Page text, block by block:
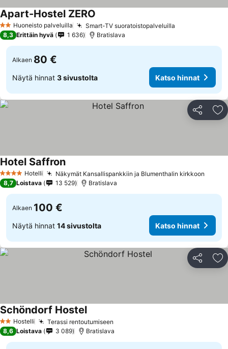
2 Tähtiluokitus
Huoneisto palveluilla Smart-TV suoratoistopalveluilla
Apart-Hostel ZERO
8,3 Erittäin hyvä 1 636 Bratislava
Alkaen 80 €
Näytä hinnat 3 sivustolta Katso hinnat
Jaa
4 Tähtiluokitus
Hotelli Näkymät Kansallispankkiin ja Blumenthalin kirkkoon
Hotel Saffron
8,7 Loistava 13 529 Bratislava
Alkaen 100 €
Näytä hinnat 14 sivustolta Katso hinnat
Jaa
2 Tähtiluokitus
Hostelli Terassi rentoutumiseen
Schöndorf Hostel
8,6 Loistava 3 089 Bratislava